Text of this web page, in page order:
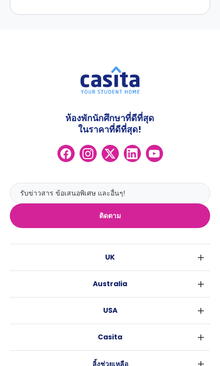
ติดตาม
ห้องพักนักศึกษาที่ดีที่สุด
ในราคาที่ดีที่สุด!
UK
เอดินเบอระ
ลีดส์
Australia
บริสเบน
อะเดลายด์
USA
แอตแลนตา
Casita